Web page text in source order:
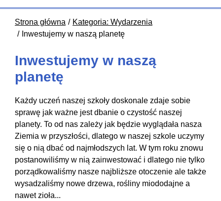
Strona główna
Kategoria: Wydarzenia
Inwestujemy w naszą planetę
Inwestujemy w naszą
planetę
Każdy uczeń naszej szkoły doskonale zdaje sobie
sprawę jak ważne jest dbanie o czystość naszej
planety. To od nas zależy jak będzie wyglądała nasza
Ziemia w przyszłości, dlatego w naszej szkole uczymy
się o nią dbać od najmłodszych lat. W tym roku znowu
postanowiliśmy w nią zainwestować i dlatego nie tylko
porządkowaliśmy nasze najbliższe otoczenie ale także
wysadzaliśmy nowe drzewa, rośliny miododajne a
nawet zioła...